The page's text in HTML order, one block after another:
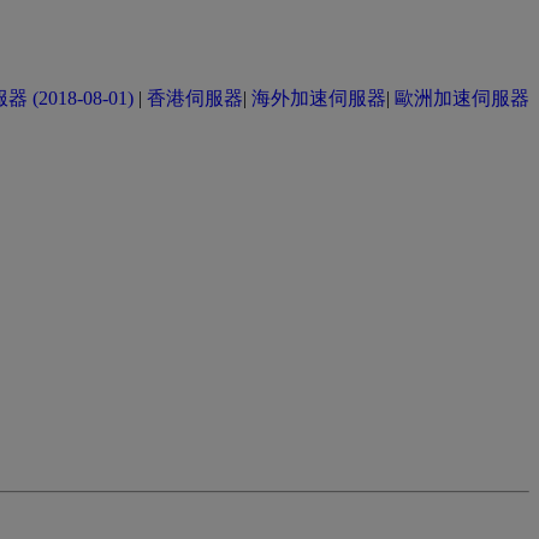
(2018-08-01) | 香港伺服器| 海外加速伺服器| 歐洲加速伺服器